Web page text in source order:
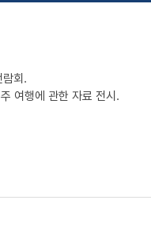
회.
여행에 관한 자료 전시.